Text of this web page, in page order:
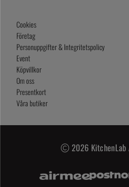
Cookies
Företag
Personuppgifter & Integritetspolicy
Event
Köpvillkor
Om oss
Presentkort
Våra butiker
2026 KitchenLab